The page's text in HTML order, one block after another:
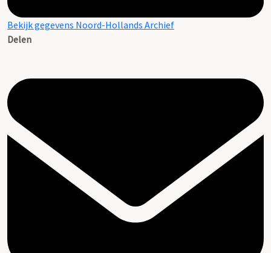
Bekijk gegevens Noord-Hollands Archief
Delen